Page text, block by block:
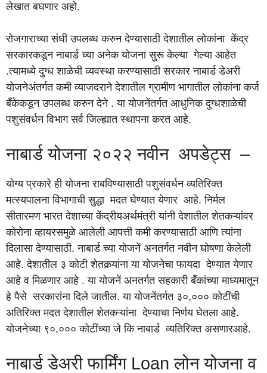
लेखात बघणार अहो.
रोजगाराच्या संधी उपलब्ध करुन देण्यासाठी देशातील लोकांना केंद्र
सरकारकडून नाबार्ड च्या अनेक योजना सुरू केल्या गेल्या आहेत
.त्यामध्ये दुग्ध शाळेची व्यवस्था करण्यासाठी सरकार नाबार्ड डेअरी
योजनेअंतर्गत कमी व्याजदराने देशातील ग्रामीण भागातील लोकांना कर्ज
बँकेकडून उपलब्ध करुन देने . या योजनेंतर्गत आधुनिक दुग्धशाळेची
पशुसंवर्धन विभाग सर्व जिल्ह्यात स्थापना करत आहे.
नाबार्ड योजना २०२२ नवीन अपडेट्स –
योग्य प्रकारे ही योजना राबविण्यासाठी पशुसंवर्धन व्यतिरिक्त
मत्स्यपालना विभागाची सुद्धा मदत घेण्यात येणार आहे. निर्मल
सीतारमण भारत देशाच्या केंद्रीयअर्थमंत्री यांनी देशातील शेतकऱ्यांवर
कोरोना व्हायरसमुळे आलेली आपत्ती कमी करण्यासाठी आणि त्यांना
दिलासा देण्यासाठी. नाबार्ड च्या योजनें अनतर्गत नवीन घोषणा केलेली
आहे. देशातील ३ कोटी शेतकर्‍यांना या योजनेचा फायदा देण्यात येणार
आहे व मिळणार आहे . या योजनें अनतर्गत सहकारी बँकांच्या माध्यमातून
हे पैसे सरकारांना दिले जातील. या योजनेंतर्गत ३०,००० कोटींची
अतिरिक्त मदत देशातील शेतकऱ्यांना देण्याचा निर्णय घेतला आहे.
योजनेच्या ९०,००० कोटींच्या जे कि नाबार्ड व्यतिरिक्त असणारआहे.
नाबार्ड डेअरी फार्मिंग Loan लोन योजना व